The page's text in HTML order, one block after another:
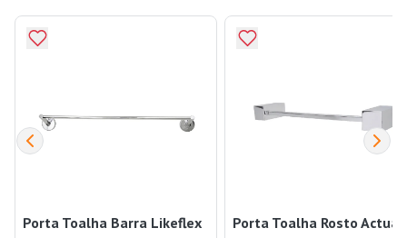
Porta Toalha Barra Likeflex
Porta Toalha Rosto Actual